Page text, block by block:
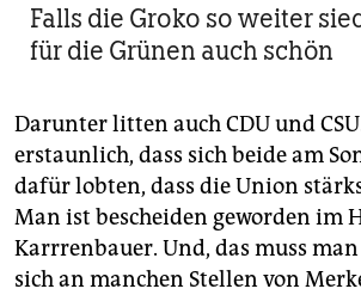
Falls die Groko so weiter
für die Grünen auch schön
Darunter litten auch CDU und
erstaunlich, dass sich beide am
dafür lobten, dass die Union
Man ist bescheiden geworden im
Karrrenbauer. Und, das muss man
sich an manchen Stellen von